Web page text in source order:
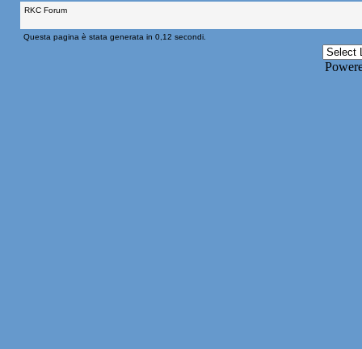
RKC Forum
Questa pagina è stata generata in 0,12 secondi.